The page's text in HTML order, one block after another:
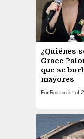
¿Quiénes
Grace
que se
mayores
Por Redacción el